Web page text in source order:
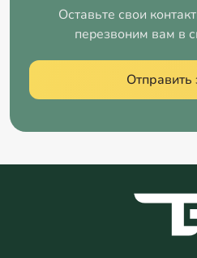
Оставьте свои
перезвоним вам в
Отправить